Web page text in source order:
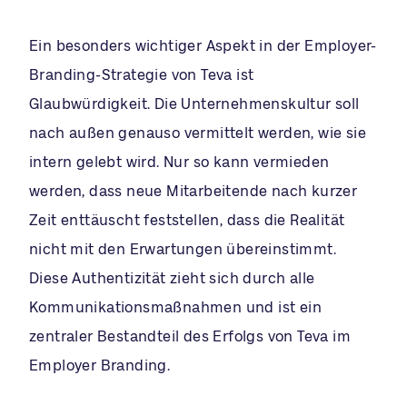
Ein besonders wichtiger Aspekt in der Employer-
Branding-Strategie von Teva ist
Glaubwürdigkeit. Die Unternehmenskultur soll
nach außen genauso vermittelt werden, wie sie
intern gelebt wird. Nur so kann vermieden
werden, dass neue Mitarbeitende nach kurzer
Zeit enttäuscht feststellen, dass die Realität
nicht mit den Erwartungen übereinstimmt.
Diese Authentizität zieht sich durch alle
Kommunikationsmaßnahmen und ist ein
zentraler Bestandteil des Erfolgs von Teva im
Employer Branding.